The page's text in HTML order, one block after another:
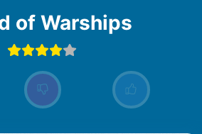
of Warships